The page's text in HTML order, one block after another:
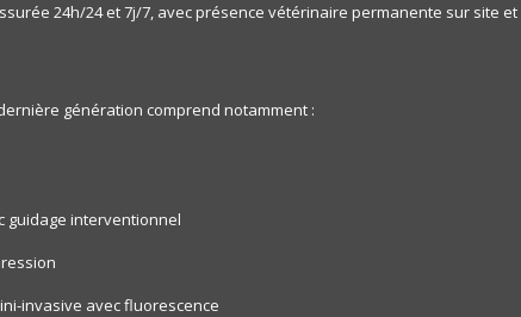
24h/24 et 7j/7, avec présence vétérinaire permanente sur site
génération comprend notamment :
guidage interventionnel
invasive avec fluorescence